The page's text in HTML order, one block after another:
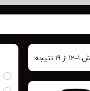
نتیجه